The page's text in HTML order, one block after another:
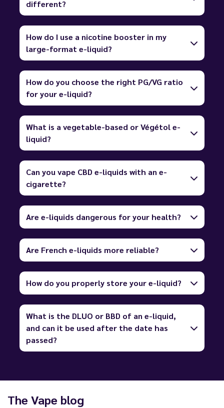
different?
How do I use a nicotine booster in my
large-format e-liquid?
How do you choose the right PG/VG ratio
for your e-liquid?
What is a vegetable-based or Végétol e-
liquid?
Can you vape CBD e-liquids with an e-
cigarette?
Are e-liquids dangerous for your health?
Are French e-liquids more reliable?
How do you properly store your e-liquid?
What is the DLUO or BBD of an e-liquid,
and can it be used after the date has
passed?
The Vape blog